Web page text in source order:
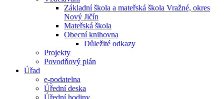
Základní škola a mateřská škola Vražné, okres
Nový Jičín
Mateřská škola
Obecní knihovna
Důležité odkazy
Projekty
Povodňový plán
Úřad
e-podatelna
Úřední deska
Úřední hodiny